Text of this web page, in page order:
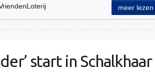
meer lezen
start in Schalkhaar